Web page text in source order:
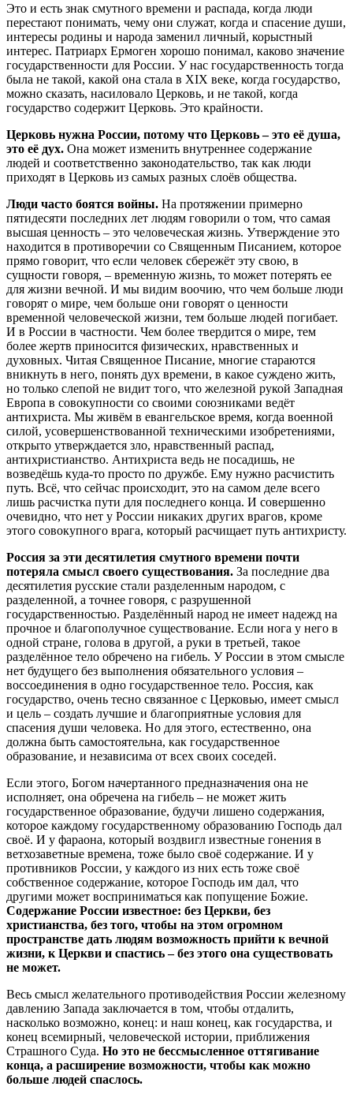
Это и есть знак смутного времени и распада, когда люди
перестают понимать, чему они служат, когда и спасение души,
интересы родины и народа заменил личный, корыстный
интерес. Патриарх Ермоген хорошо понимал, каково значение
государственности для России. У нас государственность тогда
была не такой, какой она стала в ХIХ веке, когда государство,
можно сказать, насиловало Церковь, и не такой, когда
государство содержит Церковь. Это крайности.
Церковь нужна России, потому что Церковь – это её душа,
это её дух. Она может изменить внутреннее содержание
людей и соответственно законодательство, так как люди
приходят в Церковь из самых разных слоёв общества.
Люди часто боятся войны. На протяжении примерно
пятидесяти последних лет людям говорили о том, что самая
высшая ценность – это человеческая жизнь. Утверждение это
находится в противоречии со Священным Писанием, которое
прямо говорит, что если человек сбережёт эту свою, в
сущности говоря, – временную жизнь, то может потерять ее
для жизни вечной. И мы видим воочию, что чем больше люди
говорят о мире, чем больше они говорят о ценности
временной человеческой жизни, тем больше людей погибает.
И в России в частности. Чем более твердится о мире, тем
более жертв приносится физических, нравственных и
духовных. Читая Священное Писание, многие стараются
вникнуть в него, понять дух времени, в какое суждено жить,
но только слепой не видит того, что железной рукой Западная
Европа в совокупности со своими союзниками ведёт
антихриста. Мы живём в евангельское время, когда военной
силой, усовершенствованной техническими изобретениями,
открыто утверждается зло, нравственный распад,
антихристианство. Антихриста ведь не посадишь, не
возведёшь куда-то просто по дружбе. Ему нужно расчистить
путь. Всё, что сейчас происходит, это на самом деле всего
лишь расчистка пути для последнего конца. И совершенно
очевидно, что нет у России никаких других врагов, кроме
этого совокупного врага, который расчищает путь антихристу.
Россия за эти десятилетия смутного времени почти
потеряла смысл своего существования. За последние два
десятилетия русские стали разделенным народом, с
разделенной, а точнее говоря, с разрушенной
государственностью. Разделённый народ не имеет надежд на
прочное и благополучное существование. Если нога у него в
одной стране, голова в другой, а руки в третьей, такое
разделённое тело обречено на гибель. У России в этом смысле
нет будущего без выполнения обязательного условия –
воссоединения в одно государственное тело. Россия, как
государство, очень тесно связанное с Церковью, имеет смысл
и цель – создать лучшие и благоприятные условия для
спасения души человека. Но для этого, естественно, она
должна быть самостоятельна, как государственное
образование, и независима от всех своих соседей.
Если этого, Богом начертанного предназначения она не
исполняет, она обречена на гибель – не может жить
государственное образование, будучи лишено содержания,
которое каждому государственному образованию Господь дал
своё. И у фараона, который воздвигл известные гонения в
ветхозаветные времена, тоже было своё содержание. И у
противников России, у каждого из них есть тоже своё
собственное содержание, которое Господь им дал, что
другими может восприниматься как попущение Божие.
Содержание России известное: без Церкви, без
христианства, без того, чтобы на этом огромном
пространстве дать людям возможность прийти к вечной
жизни, к Церкви и спастись – без этого она существовать
не может.
Весь смысл желательного противодействия России железному
давлению Запада заключается в том, чтобы отдалить,
насколько возможно, конец: и наш конец, как государства, и
конец всемирный, человеческой истории, приближения
Страшного Суда. Но это не бессмысленное оттягивание
конца, а расширение возможности, чтобы как можно
больше людей спаслось.